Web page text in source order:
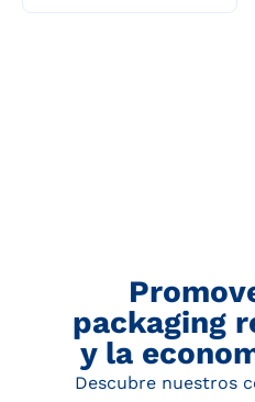
packaging
y la
Descubre nuestros